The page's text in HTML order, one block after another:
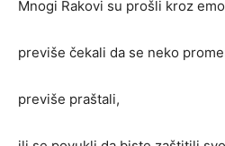
Mnogi Rakovi su prošli kroz
previše čekali da se neko
previše praštali,